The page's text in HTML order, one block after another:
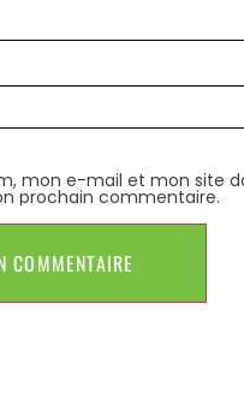
mon e-mail et mon site
prochain commentaire.